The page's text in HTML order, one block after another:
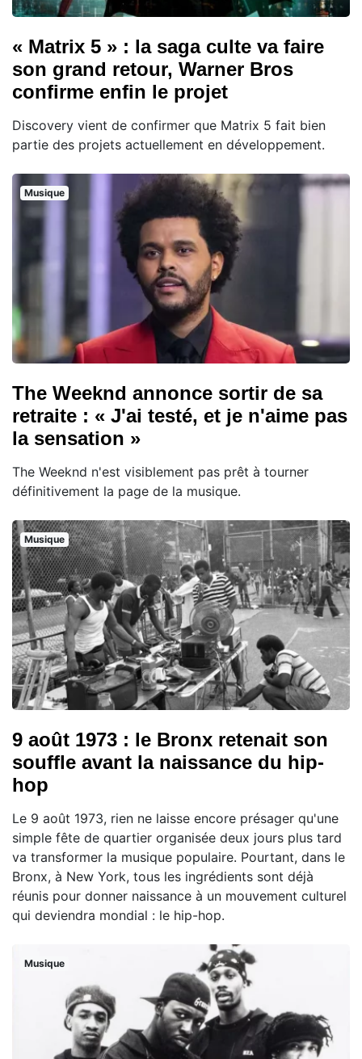
« Matrix 5 » : la saga culte va faire
son grand retour, Warner Bros
confirme enfin le projet
Discovery vient de confirmer que Matrix 5 fait bien
partie des projets actuellement en développement.
Musique
The Weeknd annonce sortir de sa
retraite : « J'ai testé, et je n'aime pas
la sensation »
The Weeknd n'est visiblement pas prêt à tourner
définitivement la page de la musique.
Musique
9 août 1973 : le Bronx retenait son
souffle avant la naissance du hip-
hop
Le 9 août 1973, rien ne laisse encore présager qu'une
simple fête de quartier organisée deux jours plus tard
va transformer la musique populaire. Pourtant, dans le
Bronx, à New York, tous les ingrédients sont déjà
réunis pour donner naissance à un mouvement culturel
qui deviendra mondial : le hip-hop.
Musique